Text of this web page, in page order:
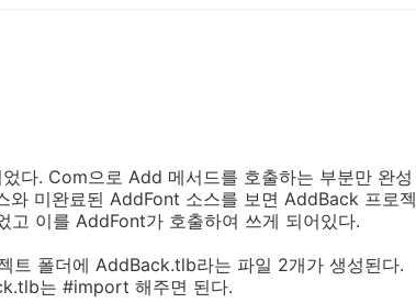
다. Com으로 Add 메서드를 호출하는 부분만 완성
미완료된 AddFont 소스를 보면 AddBack 프로젝
이를 AddFont가 호출하여 쓰게 되어있다.
트 폴더에 AddBack.tlb라는 파일 2개가 생성된다.
는 #import 해주면 된다.